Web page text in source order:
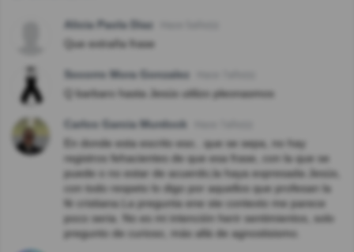
Alicia Paola Diaz
Que extraña frase
Socorro Mora Gonzalez
Q barbaro hasta Jesús utilizo pleonasmos
Carlos Garcia Murdock
En donde esta escrito eso.. que se sepa, no hay
registros fehacientes de que esa frase, con la que se
puede o no estar de acuerdo,la haya expresada Jesús,
con todo respeto lo digo por aquellos que profesan la
fé cristiana.La pregunta ene ste contexto me parece
poco seria. No es mi intención herir sentimientos, solo
pregunto de curioso, más allá de agnostisismo.